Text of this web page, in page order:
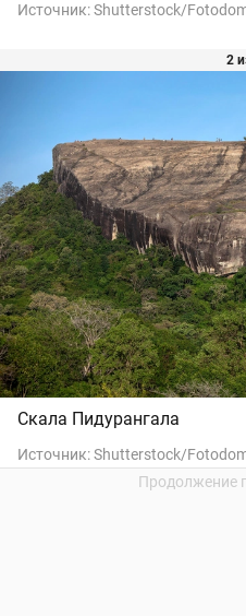
Источник:Shutterstock/
2
Скала Пидурангала
Источник:Shutterstock/